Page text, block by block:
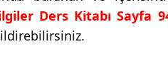
Ders Kitabı Sayfa